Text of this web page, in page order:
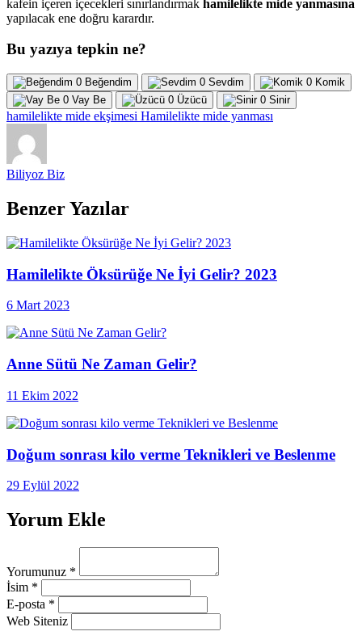
kafein içeren içecekleri sınırlandırmak hamilelikte mide yanmasına
yapılacak ene doğru karardır.
Bu yazıya tepkin ne?
0 Beğendim 0 Sevdim 0 Komik
0 Vay Be 0 Üzücü 0 Sinir
hamilelikte mide ekşimesi Hamilelikte mide yanması
Biliyoz Biz
Benzer Yazılar
Hamilelikte Öksürüğe Ne İyi Gelir? 2023
6 Mart 2023
Anne Sütü Ne Zaman Gelir?
11 Ekim 2022
Doğum sonrası kilo verme Teknikleri ve Beslenme
29 Eylül 2022
Yorum Ekle
Yorumunuz *
İsim *
E-posta *
Web Siteniz